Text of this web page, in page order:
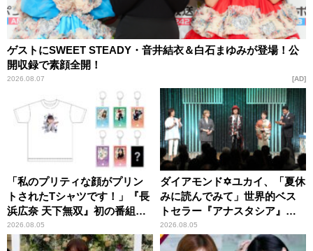
ゲストにSWEET STEADY・音井結衣＆白石まゆみが登場！公
開収録で素顔全開！
2026.08.07 AD
「私のプリティな顔がプリン
トされたTシャツです！」『長
浜広奈 天下無双』初の番組グ
ッズ発売
2026.08.05
ダイアモンド✡ユカイ、「夏休
みに読んでみて」世界的ベス
トセラー『アナスタシア』を
紹介
2026.08.05